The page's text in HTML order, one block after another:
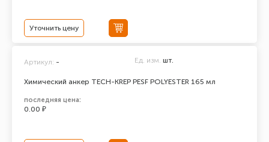
Уточнить цену
Химический анкер TECH-KREP PESF POLYESTER 165 мл
Артикул: - Ед. изм. шт.
последняя цена:
0.00 ₽